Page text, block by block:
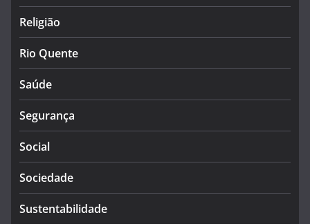
Religião
Rio Quente
Saúde
Segurança
Social
Sociedade
Sustentabilidade